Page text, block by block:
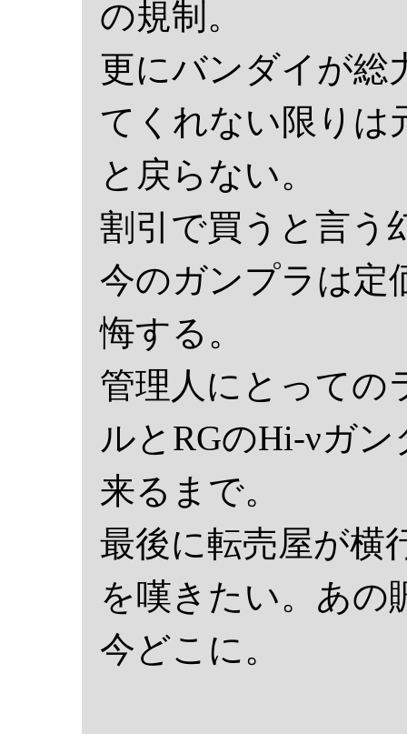
の規制。
更にバンダイが総
てくれない限りは
と戻らない。
割引で買うと言う
今のガンプラは定
悔する。
管理人にとっての
ルとRGのHi-νガ
来るまで。
最後に転売屋が横
を嘆きたい。あの
今どこに。